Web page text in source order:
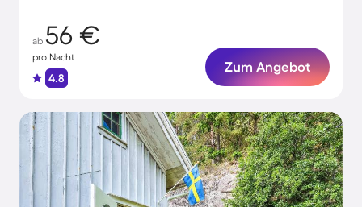
ab 56 €
pro Nacht
4.8
Zum Angebot